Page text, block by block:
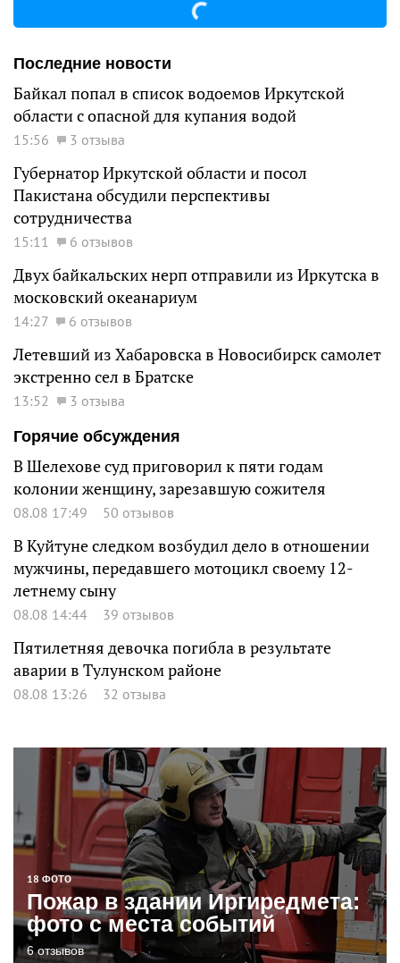
Последние новости
Байкал попал в список водоемов Иркутской
области с опасной для купания водой
15:56 3 отзыва
Губернатор Иркутской области и посол
Пакистана обсудили перспективы
сотрудничества
15:11 6 отзывов
Двух байкальских нерп отправили из Иркутска в
московский океанариум
14:27 6 отзывов
Летевший из Хабаровска в Новосибирск самолет
экстренно сел в Братске
13:52
3 отзыва
Горячие обсуждения
В Шелехове суд приговорил к пяти годам
колонии женщину, зарезавшую сожителя
08.08 17:49 50 отзывов
В Куйтуне следком возбудил дело в отношении
мужчины, передавшего мотоцикл своему 12-
летнему сыну
08.08 14:44 39 отзывов
Пятилетняя девочка погибла в результате
аварии в Тулунском районе
08.08 13:26 32 отзыва
18 ФОТО
Пожар в здании Иргиредмета:
фото с места событий
6 отзывов